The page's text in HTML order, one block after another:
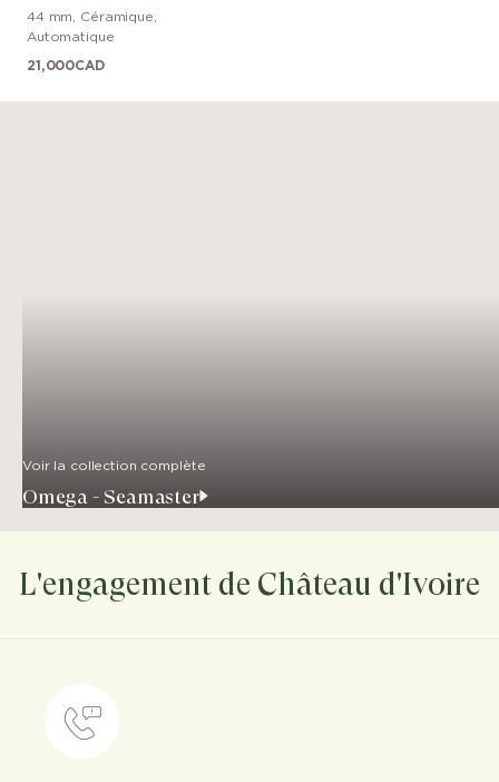
44 mm Céramique
Automatique
21,000CAD
Voir la collection complète
Omega - Seamaster
L'engagement de Château d'Ivoire